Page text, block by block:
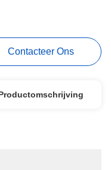
Contacteer Ons